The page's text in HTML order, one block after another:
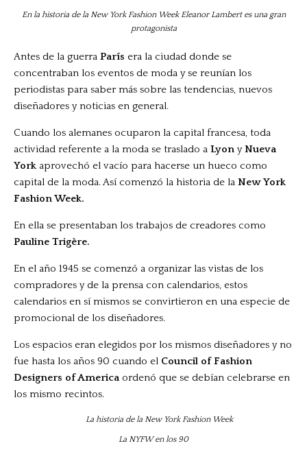
En la historia de la New York Fashion Week Eleanor Lambert es una gran
protagonista
Antes de la guerra París era la ciudad donde se
concentraban los eventos de moda y se reunían los
periodistas para saber más sobre las tendencias, nuevos
diseñadores y noticias en general.
Cuando los alemanes ocuparon la capital francesa, toda
actividad referente a la moda se traslado a Lyon yNueva
York aprovechó el vacío para hacerse un hueco como
capital de la moda. Así comenzó la historia de la New York
Fashion Week.
En ella se presentaban los trabajos de creadores como
Pauline Trigère.
En el año 1945 se comenzó a organizar las vistas de los
compradores y de la prensa con calendarios, estos
calendarios en sí mismos se convirtieron en una especie de
promocional de los diseñadores.
Los espacios eran elegidos por los mismos diseñadores y no
fue hasta los años 90 cuando el Council of Fashion
Designers of America ordenó que se debían celebrarse en
los mismo recintos.
La NYFW en los 90